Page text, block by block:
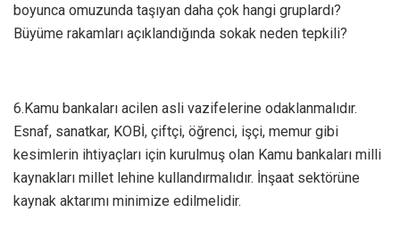
boyunca omuzunda taşıyan daha çok hangi gruplardı?
Büyüme rakamları açıklandığında sokak neden tepkili?
6.Kamu bankaları acilen asli vazifelerine odaklanmalıdır.
Esnaf, sanatkar, KOBİ, çiftçi, öğrenci, işçi, memur gibi
kesimlerin ihtiyaçları için kurulmuş olan Kamu bankaları milli
kaynakları millet lehine kullandırmalıdır. İnşaat sektörüne
kaynak aktarımı minimize edilmelidir.